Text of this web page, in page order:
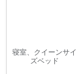
寝室、クイーンサイ
ズベッド